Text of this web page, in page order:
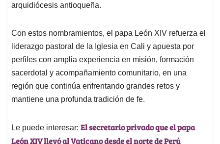
arquidiócesis antioqueña.
Con estos nombramientos, el papa León XIV refuerza el
liderazgo pastoral de la Iglesia en Cali y apuesta por
perfiles con amplia experiencia en misión, formación
sacerdotal y acompañamiento comunitario, en una
región que continúa enfrentando grandes retos y
mantiene una profunda tradición de fe.
Le puede interesar: El secretario privado que el papa
León XIV llevó al Vaticano desde el norte de Perú